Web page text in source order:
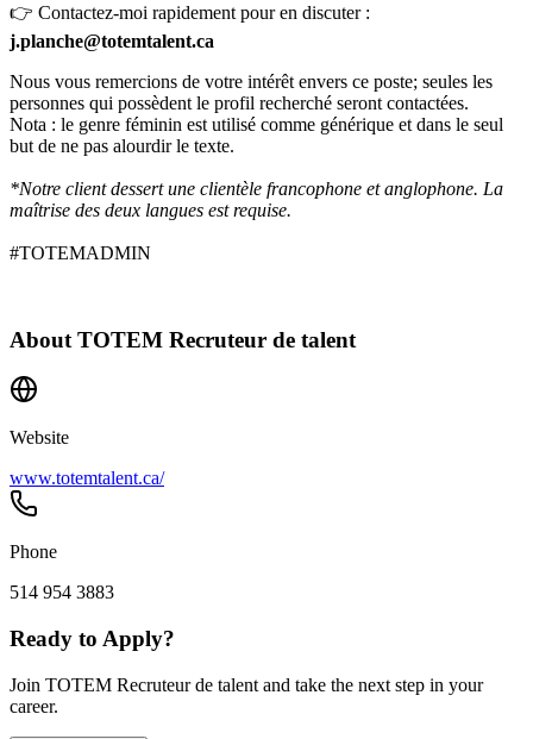
👉 Contactez-moi rapidement pour en discuter :
j.planche@totemtalent.ca
Nous vous remercions de votre intérêt envers ce poste; seules les
personnes qui possèdent le profil recherché seront contactées.
Nota : le genre féminin est utilisé comme générique et dans le seul
but de ne pas alourdir le texte.
*Notre client dessert une clientèle francophone et anglophone. La
maîtrise des deux langues est requise.
#TOTEMADMIN
About TOTEM Recruteur de talent
Website
www.totemtalent.ca/
Phone
514 954 3883
Ready to Apply?
Join TOTEM Recruteur de talent and take the next step in your
career.